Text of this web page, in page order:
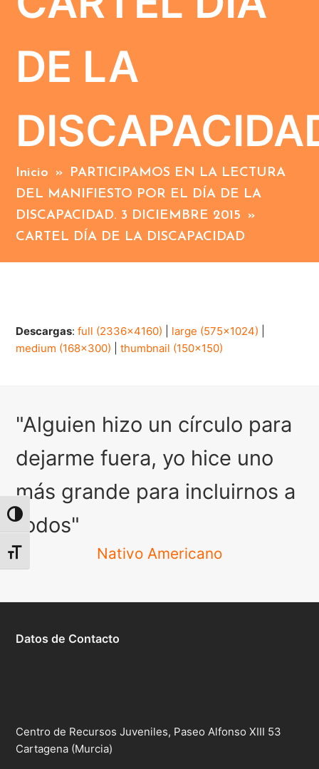
Alternar alto contraste
Alternar tamaño de letra
DE LA
Inicio »
PARTICIPAMOS EN LA LECTURA
DEL MANIFIESTO POR EL DÍA DE LA
DISCAPACIDAD. 3 DICIEMBRE 2015
»
CARTEL DÍA DE LA DISCAPACIDAD
Descargas:full (2336x4160) large (575x1024)
medium (168x300) |thumbnail (150x150)
"Alguien hizo un círculo para
dejarme fuera, yo hice uno
más grande para incluirnos a
todos"
Nativo Americano
Datos de Contacto
Centro de Recursos Juveniles, Paseo Alfonso XIII 53
Cartagena (Murcia)